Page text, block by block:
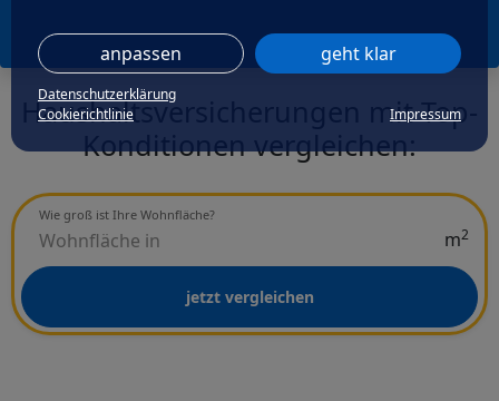
anpassen geht klar
Datenschutzerklärung
Cookierichtlinie
Impressum
Haushaltsversicherungen mit Top-
Konditionen vergleichen:
Wie groß ist Ihre Wohnfläche?
m2
jetzt vergleichen